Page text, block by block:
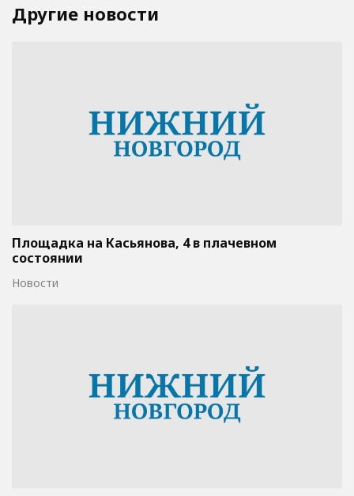
Другие новости
Площадка на Касьянова, 4 в плачевном
состоянии
Новости